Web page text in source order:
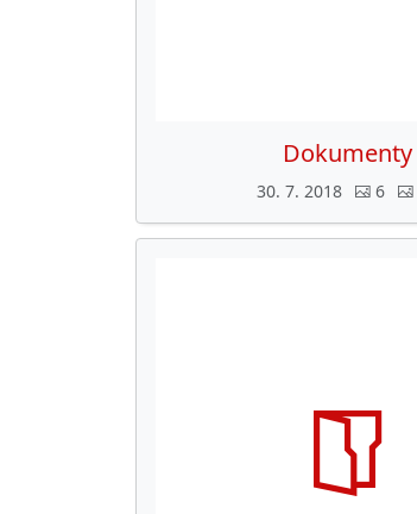
Dokumenty
30. 7. 2018 6